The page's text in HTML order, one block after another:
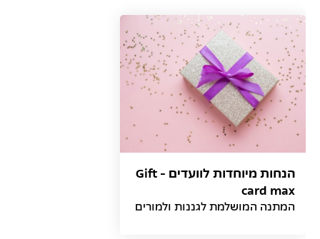
הנחות מיוחדות לוועדים - Gift
card max
המתנה המושלמת לגננות ולמורים